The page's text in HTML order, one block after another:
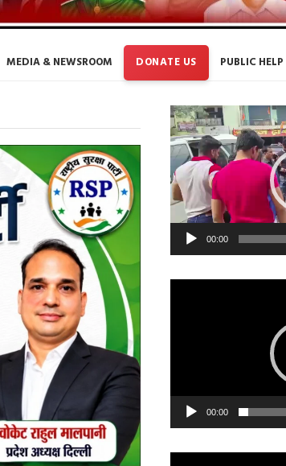
MEDIA & NEWSROOM DONATE US PUBLIC
Video
Player
00:00
00:00